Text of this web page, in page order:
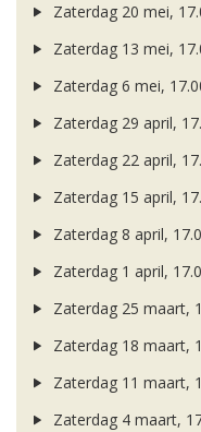
Zaterdag 20 mei,
Zaterdag 13 mei,
Zaterdag 6 mei,
Zaterdag 29 april,
Zaterdag 22 april,
Zaterdag 15 april,
Zaterdag 8 april,
Zaterdag 1 april,
Zaterdag 25 maart,
Zaterdag 18 maart,
Zaterdag 11 maart,
Zaterdag 4 maart,